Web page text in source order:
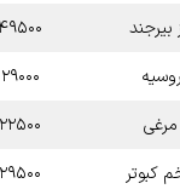
بیرجند
۴۹۵۰۰
۲۹۰۰۰
۲۲۵۰۰
کبوتر
۲۹۵۰۰